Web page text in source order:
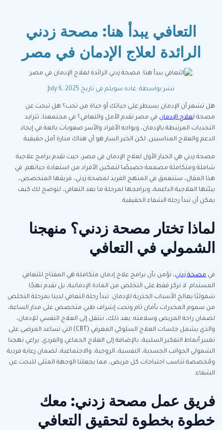
التعافي يبدأ هنا: مصحة زدني
الرائدة لعلاج الإدمان في مصر
نشر بواسطة: غاده سويلم في تاريخ July 6, 2025
هل تشعر أن الإدمان يسيطر على حياتك أو حياة من تحب؟ هل تبحث عن
مصحة لعلاج الإدمان في مصر تقدم الأمل والتعافي؟ في مجتمعنا، تتزايد
التحديات المرتبطة بالإدمان، ويواجه الأفراد والأسر صعوبات بالغة في إيجاد
الدعم والعلاج المناسبين. لكن الخبر السار هو أن هناك منارة أمل حقيقية.
مصحة زدني هي الخيار الأول لعلاج الإدمان في مصر، حيث تقدم برامج علاجية
شاملة ومتكاملة مصممة خصيصًا لتمكين الأفراد من استعادة حياتهم. في
هذا المقال، سنتعمق في المنهج الفريد لمصحة زدني، فريقها المتخصص،
بيئتها العلاجية الداعمة، وبرامجها لمرحلة ما بعد التعافي، لنوضح لك كيف
يمكن أن تبدأ رحلة الشفاء الحقيقية.
لماذا تختار مصحة زدني؟ منهجنا
الشمولي في التعافي
في مصحة زدني، نؤمن بأن برامج علاج إدمان متكاملة هي المفتاح للتعافي
المستدام. لا نركز فقط على التخلص من المادة الإدمانية، بل نقدم نهجًا
شموليًا يعالج الأسباب الجذرية للإدمان. تبدأ رحلة التعافي لدينا بمرحلة التخلص
من سموم المخدرات بأمان تام وتحت إشراف طبي متخصص على مدار الساعة،
لضمان راحة المريض وسلامته. بعد ذلك، ننتقل إلى العلاج النفسي للإدمان،
والذي يشمل جلسات العلاج السلوكي المعرفي (CBT) التي تساعد المرضى على
تغيير أنماط التفكير السلبية، بالإضافة إلى العلاج الجماعي والفردي. يراعي نهجنا
الشمولي الجوانب الجسدية، النفسية، الروحية، والاجتماعية، لضمان رعاية فردية
ومُخصصة تناسب احتياجات كل مريض، مما يجعلنا الوجهة المثلى للبحث عن
الشفاء.
فريق عمل مصحة زدني: معك
خطوة بخطوة لتحقيق التعافي